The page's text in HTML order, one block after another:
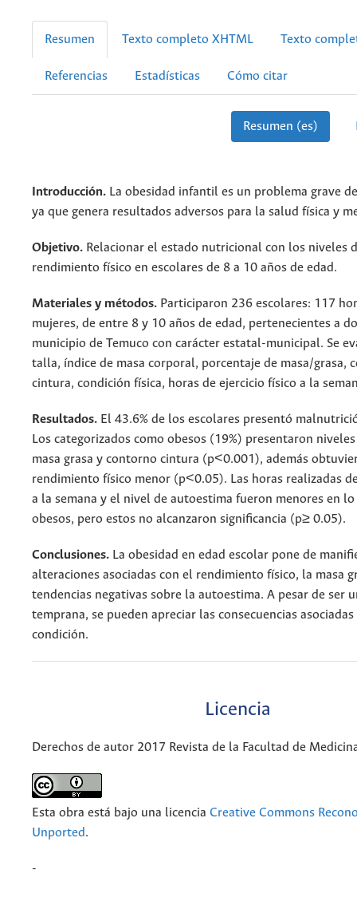
Resumen Texto completo XHTML Texto
Referencias Estadísticas Cómo citar
Resumen (es)
Introducción. La obesidad infantil es un problema grave
ya que genera resultados adversos para la salud física y
Objetivo. Relacionar el estado nutricional con los niveles
rendimiento físico en escolares de 8 a 10 años de edad.
Materiales y métodos. Participaron 236 escolares: 117
mujeres, de entre 8 y 10 años de edad, pertenecientes a
municipio de Temuco con carácter estatal-municipal. Se
talla, índice de masa corporal, porcentaje de masa/grasa,
cintura, condición física, horas de ejercicio físico a la
Resultados. El 43.6% de los escolares presentó
Los categorizados como obesos (19%) presentaron
masa grasa y contorno cintura (p<0.001), además
rendimiento físico menor (p<0.05). Las horas realizadas
a la semana y el nivel de autoestima fueron menores en lo
obesos, pero estos no alcanzaron significancia (p≥ 0.05).
Conclusiones. La obesidad en edad escolar pone de
alteraciones asociadas con el rendimiento físico, la masa
tendencias negativas sobre la autoestima. A pesar de ser
temprana, se pueden apreciar las consecuencias asociadas
condición.
Licencia
Derechos de autor 2017 Revista de la Facultad de
Esta obra está bajo una licencia Creative Commons
Unported.
-